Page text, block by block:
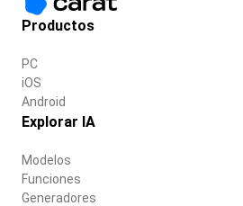
Productos
PC
iOS
Android
Explorar IA
Modelos
Funciones
Generadores